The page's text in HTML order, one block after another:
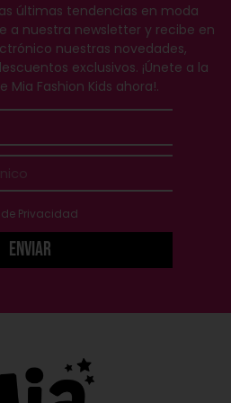
últimas tendencias en moda
a nuestra newsletter y recibe en
nuestras novedades,
exclusivos. ¡Únete a la
Mia Fashion Kids ahora!.
Privacidad
Enviar